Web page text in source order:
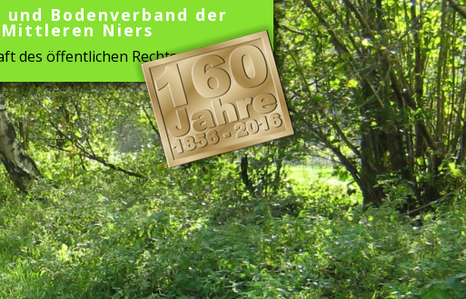
und Bodenverband der
Mittleren Niers
des öffentlichen Rechts